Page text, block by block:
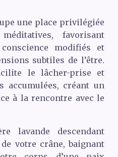
une place privilégiée
favorisant
modifiés et
subtiles de l’être.
le lâcher-prise et
accumulées, créant un
à la rencontre avec le
lavande descendant
votre crâne, baignant